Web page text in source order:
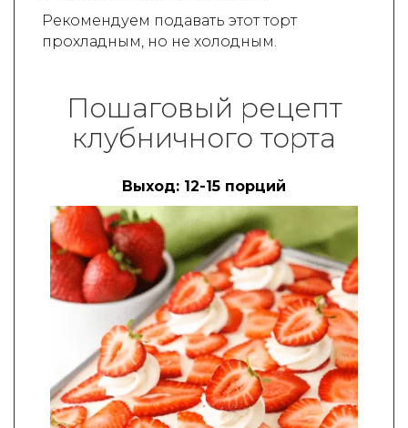
Рекомендуем подавать этот торт
прохладным, но не холодным.
Пошаговый рецепт
клубничного торта
Выход: 12-15 порций